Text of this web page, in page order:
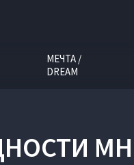
МЕЧТА /
DREAM